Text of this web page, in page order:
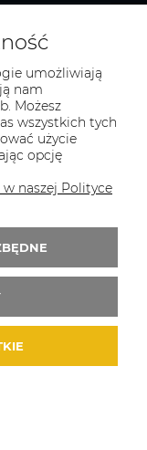
2B/XIV
umożliwiają
nam
Możesz
wszystkich tych
użycie
opcję
naszej Polityce